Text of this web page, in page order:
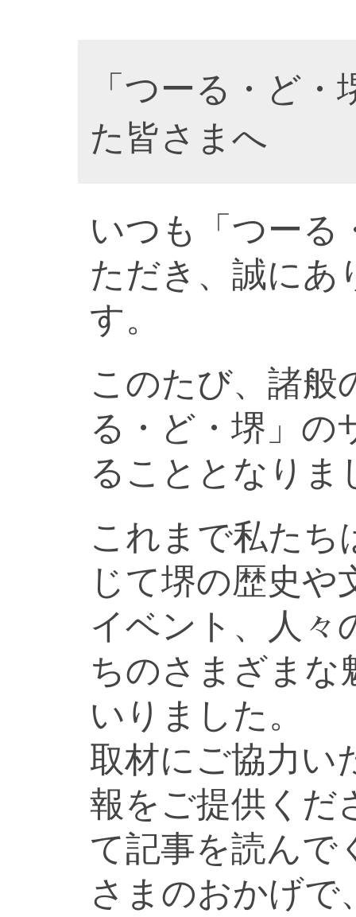
「つーる・ど
た皆さまへ
いつも「つーる
ただき、誠にあ
す。
このたび、諸般
る・ど・堺」の
ることとなりま
これまで私たち
じて堺の歴史や
イベント、人々
ちのさまざまな
いりました。
取材にご協力い
報をご提供くだ
て記事を読んで
さまのおかげで